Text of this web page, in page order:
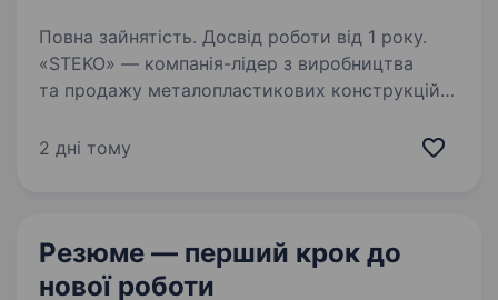
Повна зайнятість. Досвід роботи від 1 року.
«STEKO» — компанія-лідер з виробництва
та продажу металопластикових конструкцій
відкриття вакансії Автоелектрик Вимоги:
2 дні тому
Резюме — перший крок до
нової роботи